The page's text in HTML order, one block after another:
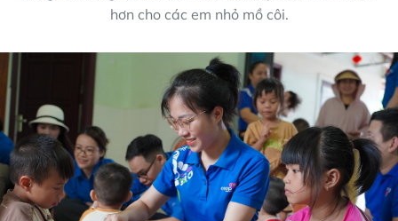
hơn cho các em nhỏ mồ côi.